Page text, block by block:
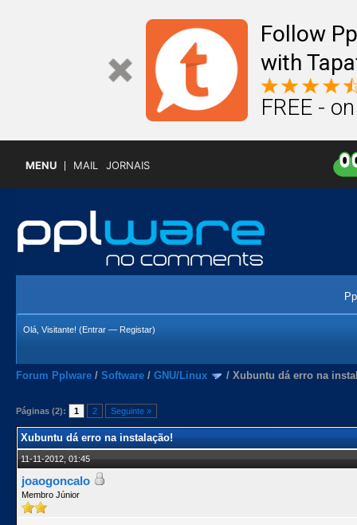
Follow
with
FREE -
MENU MAIL JORNAIS
Olá, Visitante! (Entrar — Registar)
Forum Pplware / Software / GNU/Linux / Xubuntu dá erro na
Páginas (2): 1 2 Seguinte »
Xubuntu dá erro na instalação!
11-11-2012, 01:45
joaogoncalo
Membro Júnior